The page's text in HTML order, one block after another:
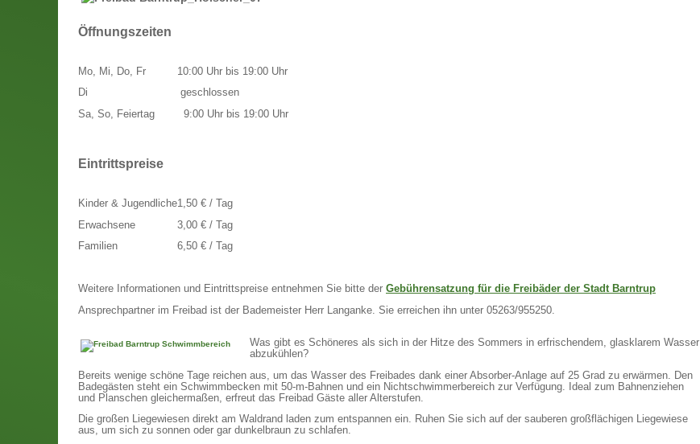
Öffnungszeiten
Mo, Mi, Do, Fr
Di
Sa, So, Feiertag
10:00 Uhr bis 19:00 Uhr
geschlossen
9:00 Uhr bis 19:00 Uhr
Eintrittspreise
Kinder & Jugendliche
Erwachsene
Familien
1,50 € / Tag
3,00 € / Tag
6,50 € / Tag
Weitere Informationen und Eintrittspreise entnehmen Sie bitte der Gebührensatzung für die Freibäder der Stadt Barntrup
Ansprechpartner im Freibad ist der Bademeister Herr Langanke. Sie erreichen ihn unter 05263/955250.
Was gibt es Schöneres als sich in der Hitze des Sommers in erfrischendem, glasklarem Wasser
abzukühlen?
Bereits wenige schöne Tage reichen aus, um das Wasser des Freibades dank einer Absorber-Anlage auf 25 Grad zu erwärmen. Den
Badegästen steht ein Schwimmbecken mit 50-m-Bahnen und ein Nichtschwimmerbereich zur Verfügung. Ideal zum Bahnenziehen
und Planschen gleichermaßen, erfreut das Freibad Gäste aller Alterstufen.
Die großen Liegewiesen direkt am Waldrand laden zum entspannen ein. Ruhen Sie sich auf der sauberen großflächigen Liegewiese
aus, um sich zu sonnen oder gar dunkelbraun zu schlafen.